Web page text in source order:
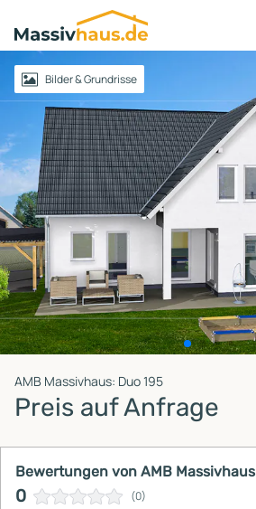
Massivhaus
Logo
AnmeldenBilder & Grundrisse
AMB Massivhaus: Duo 195
Preis auf Anfrage
Bewertungen von AMB Massivhaus
0 (0)